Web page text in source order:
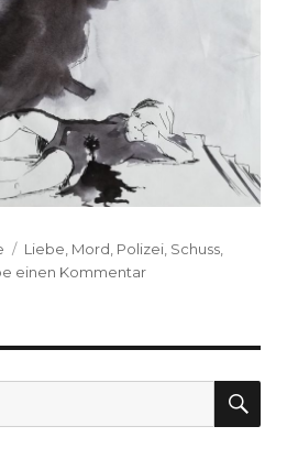
Schlagwörter
Liebe Mord Polizei Schuss
einen Kommentarzu